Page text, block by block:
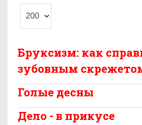
Бруксизм: как
зубовным
Голые десны
Дело - в прикусе